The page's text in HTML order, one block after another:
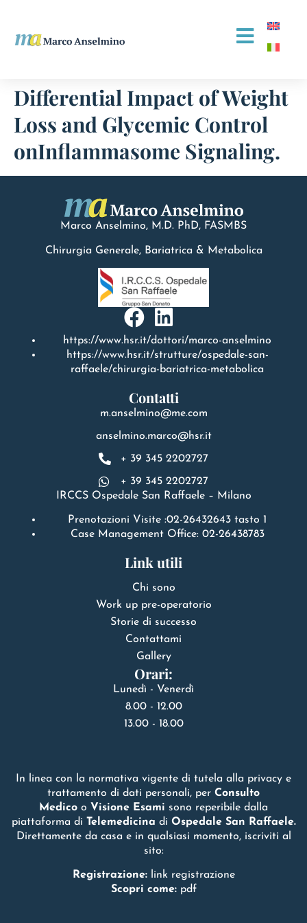
Differential Impact of Weight
Loss and Glycemic Control
onInflammasome Signaling.
Marco Anselmino, M.D. PhD, FASMBS
Chirurgia Generale, Bariatrica & Metabolica
https://www.hsr.it/dottori/marco-anselmino
https://www.hsr.it/strutture/ospedale-san-
raffaele/chirurgia-bariatrica-metabolica
Contatti
m.anselmino@me.com
anselmino.marco@hsr.it
+ 39 345 2202727
+ 39 345 2202727
IRCCS Ospedale San Raffaele – Milano
Prenotazioni Visite :02-26432643 tasto 1
Case Management Office: 02-26438783
Link utili
Chi sono
Work up pre-operatorio
Storie di successo
Contattami
Gallery
Orari:
Lunedì - Venerdì
8.00 - 12.00
13.00 - 18.00
In linea con la normativa vigente di tutela alla privacy e
trattamento di dati personali, per Consulto
Medico o Visione Esami sono reperibile dalla
piattaforma di Telemedicina di Ospedale San Raffaele.
Direttamente da casa e in qualsiasi momento, iscriviti al
sito:
Registrazione:
link registrazione
Scopri come: pdf